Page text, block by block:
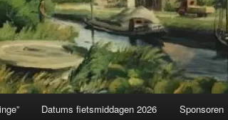
Datums fietsmiddagen 2026 Sponsoren